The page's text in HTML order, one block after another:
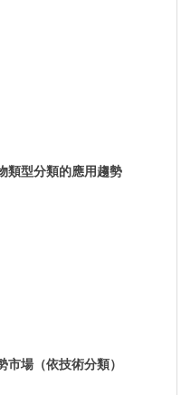
類型分類的應用趨勢
場（依技術分類）